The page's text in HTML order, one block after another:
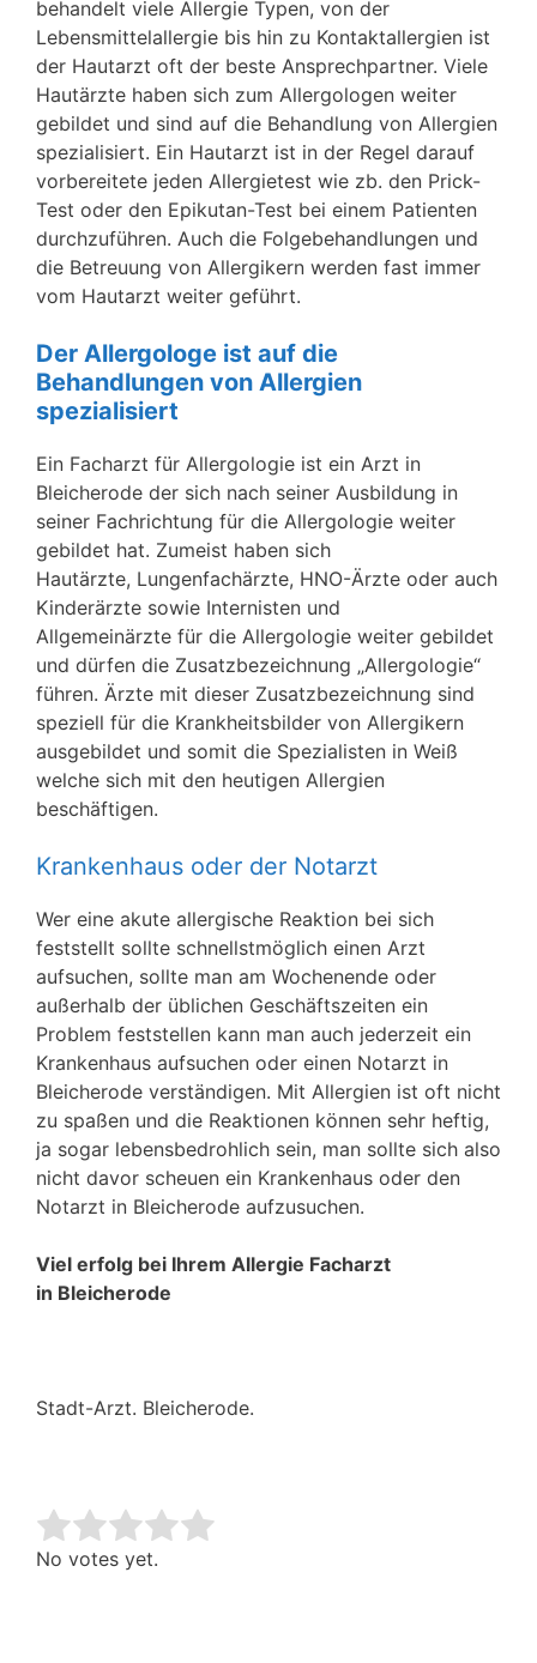
behandelt viele Allergie Typen, von der
Lebensmittelallergie bis hin zu Kontaktallergien ist
der Hautarzt oft der beste Ansprechpartner. Viele
Hautärzte haben sich zum Allergologen weiter
gebildet und sind auf die Behandlung von Allergien
spezialisiert. Ein Hautarzt ist in der Regel darauf
vorbereitete jeden Allergietest wie zb. den Prick-
Test oder den Epikutan-Test bei einem Patienten
durchzuführen. Auch die Folgebehandlungen und
die Betreuung von Allergikern werden fast immer
vom Hautarzt weiter geführt.
Der Allergologe ist auf die
Behandlungen von Allergien
spezialisiert
Ein Facharzt für Allergologie ist ein Arzt in
Bleicherode der sich nach seiner Ausbildung in
seiner Fachrichtung für die Allergologie weiter
gebildet hat. Zumeist haben sich
Hautärzte, Lungenfachärzte, HNO-Ärzte oder auch
Kinderärzte sowie Internisten und
Allgemeinärzte für die Allergologie weiter gebildet
und dürfen die Zusatzbezeichnung „Allergologie“
führen. Ärzte mit dieser Zusatzbezeichnung sind
speziell für die Krankheitsbilder von Allergikern
ausgebildet und somit die Spezialisten in Weiß
welche sich mit den heutigen Allergien
beschäftigen.
Krankenhaus oder der Notarzt
Wer eine akute allergische Reaktion bei sich
feststellt sollte schnellstmöglich einen Arzt
aufsuchen, sollte man am Wochenende oder
außerhalb der üblichen Geschäftszeiten ein
Problem feststellen kann man auch jederzeit ein
Krankenhaus aufsuchen oder einen Notarzt in
Bleicherode verständigen. Mit Allergien ist oft nicht
zu spaßen und die Reaktionen können sehr heftig,
ja sogar lebensbedrohlich sein, man sollte sich also
nicht davor scheuen ein Krankenhaus oder den
Notarzt in Bleicherode aufzusuchen.
Viel erfolg bei Ihrem Allergie Facharzt
in Bleicherode
Stadt-Arzt. Bleicherode.
Rate this item:
No votes yet.